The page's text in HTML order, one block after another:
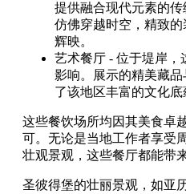
提供融合现代元素的
仿佛穿越时空，精致
辉映。
艺术餐厅 - 位于堤岸，
影响。展示的精美藏
了该地区丰富的文化底
这些餐饮场所均因其美食卓
可。无论是当地工作者享受
壮观景观，这些餐厅都能带
圣彼得堡的壮丽景观，如亚